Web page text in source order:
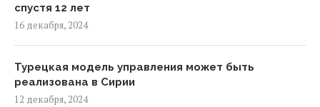
спустя 12 лет
16 декабря, 2024
Турецкая модель управления может быть
реализована в Сирии
12 декабря, 2024